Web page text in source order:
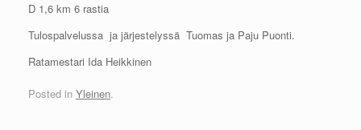
D 1,6 km 6 rastia
Tulospalvelussa ja järjestelyssä Tuomas ja Paju Puonti.
Ratamestari Ida Heikkinen
Posted in Yleinen.